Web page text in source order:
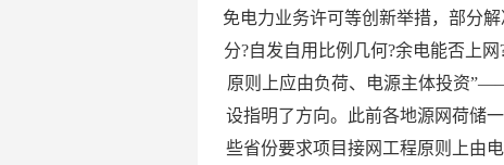
免电力业务许可等创新举措，部分
分?自发自用比例几何?余电能否上
原则上应由负荷、电源主体投资
设指明了方向。此前各地源网荷储
些省份要求项目接网工程原则上由